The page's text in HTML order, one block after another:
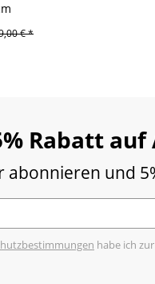
€ *
Rabatt auf
abonnieren und
habe ich